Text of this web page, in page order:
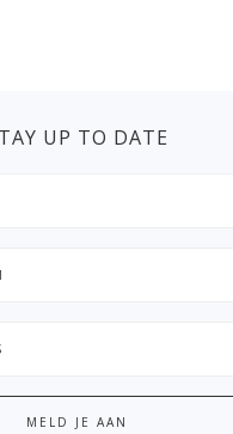
UP TO DATE